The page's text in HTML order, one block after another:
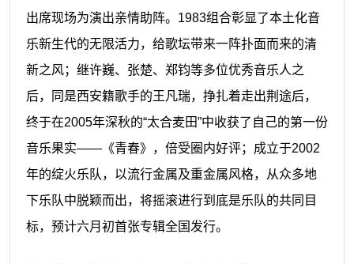
出席现场为演出亲情助阵。 1983组合彰显了本土化音
乐新生代的无限活力，给歌坛带来一阵扑面而来的清
新之风；继许巍、张楚、郑钧等多位优秀音乐人之
后，同是西安籍歌手的王凡瑞，挣扎着走出荆途后，
终于在2005年深秋的“太合麦田”中收获了自己的第一份
音乐果实——《青春》，倍受圈内好评；成立于2002
年的绽火乐队，以流行金属及重金属风格，从众多地
下乐队中脱颖而出，将摇滚进行到底是乐队的共同目
标，预计六月初首张专辑全国发行。